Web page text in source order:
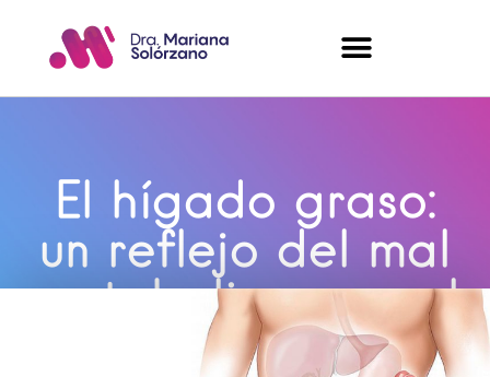
El hígado graso:
un reflejo del mal
metabolismo en el
cuerpo